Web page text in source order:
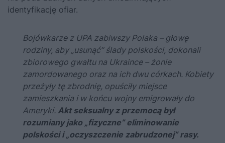
identyfikację ofiar.
Bojówkarze z UPA zabiwszy Polaka – głowę
rodziny, aby „usunąć” ślady polskości, dokonali
zbiorowego gwałtu na Ukraince – żonie
zamordowanego oraz na ich dwu córkach. Kobiety
przeżyły tę zbrodnię, opuściły miejsce
zamieszkania i w końcu wojny emigrowały do
Ameryki. Akt seksualny z przemocą był
rozumiany jako „fizyczne” eliminowanie
polskości i „oczyszczenie zabrudzonej” rasy.